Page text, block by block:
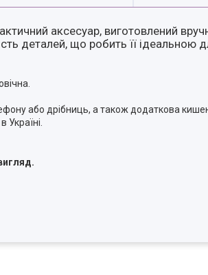
аксесуар, виготовлений
деталей, що робить її
або дрібниць, а також додаткова